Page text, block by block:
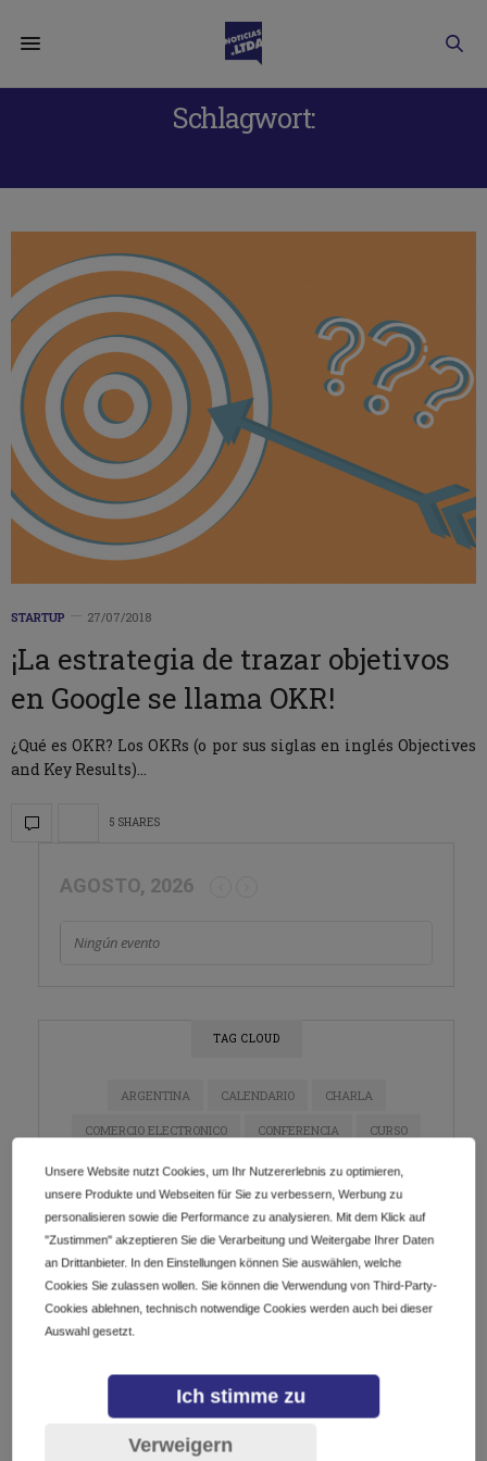
Schlagwort:
STARTUP 27/07/2018
¡La estrategia de trazar objetivos
en Google se llama OKR!
¿Qué es OKR? Los OKRs (o por sus siglas en inglés Objectives
and Key Results)…
5 SHARES
AGOSTO, 2026
Ningún evento
TAG CLOUD
ARGENTINA CALENDARIO CHARLA
COMERCIO ELECTRONICO CONFERENCIA CURSO
DIGITALIZACIÓN DOMINIOS E-COMMERCE
ECOMMERCE EMPRENDEDORES EMPRENDIMIENTO
ESTRATEGIA DE MARKETING EVENTO
EVENTO EN LÍNEA EVENTOS GETDOTLTDA
GETDOTSRL ICANN INDUSTRIA DE DOMINIOS
INNOVACIÓN
MARKETING MARKETING DE CONTENIDO
MARKETING DIGITAL MÉXICO
NETWORKING PYMES
Unsere Website nutzt Cookies, um Ihr Nutzererlebnis zu optimieren,
unsere Produkte und Webseiten für Sie zu verbessern, Werbung zu
personalisieren sowie die Performance zu analysieren. Mit dem Klick auf
"Zustimmen" akzeptieren Sie die Verarbeitung und Weitergabe Ihrer Daten
an Drittanbieter. In den Einstellungen können Sie auswählen, welche
Cookies Sie zulassen wollen. Sie können die Verwendung von Third-Party-
Cookies ablehnen, technisch notwendige Cookies werden auch bei dieser
Auswahl gesetzt.
Ich stimme zu
Verweigern